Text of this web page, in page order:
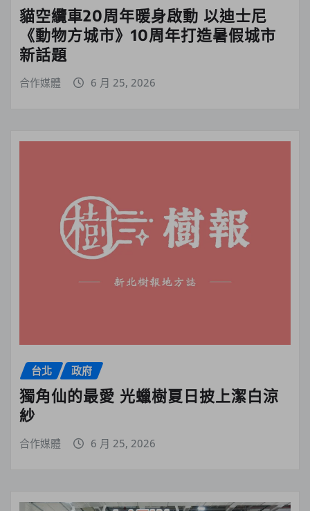
貓空纜車20周年暖身啟動 以迪士尼
《動物方城市》10周年打造暑假城市
新話題
合作媒體 6 月 25, 2026
台北 政府
獨角仙的最愛 光蠟樹夏日披上潔白涼
紗
合作媒體 6 月 25, 2026